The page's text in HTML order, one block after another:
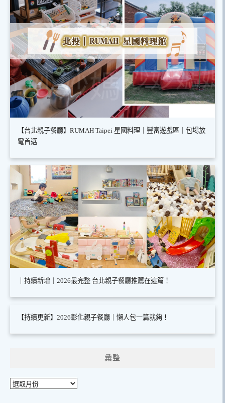
【台北親子餐廳】RUMAH Taipei 星國料理｜豐富遊戲區｜包場放
電首選
｜持續新增｜2026最完整 台北親子餐廳推薦在這篇！
【持續更新】2026彰化親子餐廳｜懶人包一篇就夠！
彙整
彙